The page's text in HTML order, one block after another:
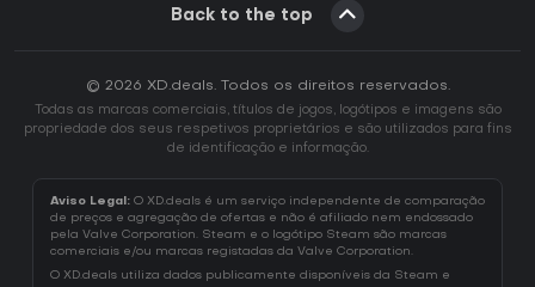
Back to the top
© 2026 XD.deals. Todos os direitos reservados.
Todas as marcas comerciais, títulos de jogos, logótipos e imagens são
propriedade dos seus respetivos proprietários e são utilizados para fins
de identificação e informação.
Aviso Legal: O XD.deals é um serviço independente de comparação
de preços e agregação de ofertas e não é afiliado nem endossado
pela Valve Corporation. Steam e o logótipo Steam são marcas
comerciais e/ou marcas registadas da Valve Corporation.
O XD.deals utiliza dados publicamente disponíveis da Steam e